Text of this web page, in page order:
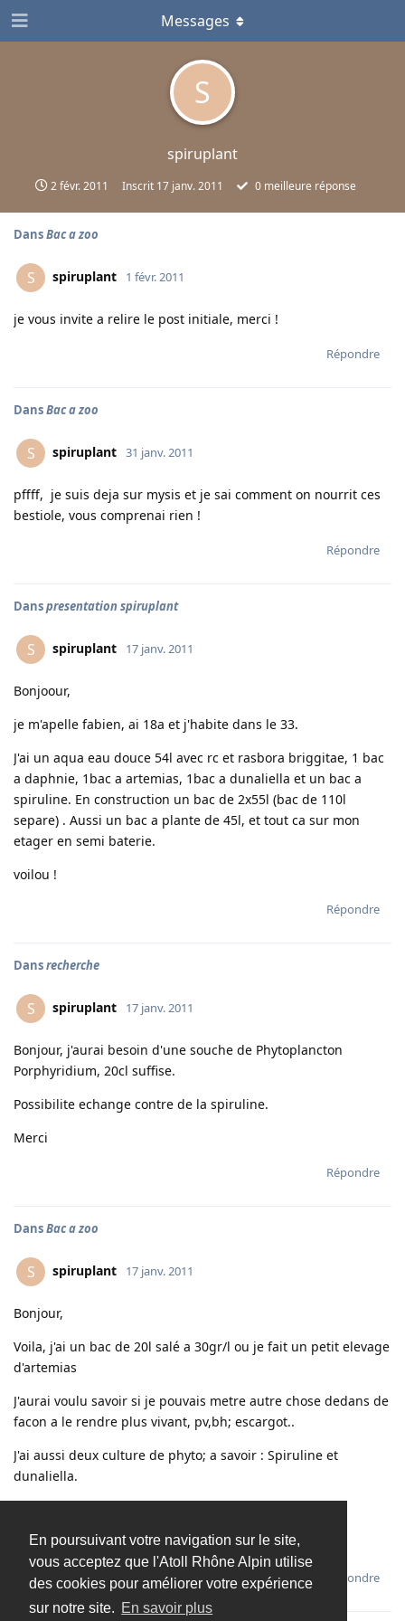
En poursuivant votre navigation sur le site,
vous acceptez que l'Atoll Rhône Alpin utilise
des cookies pour améliorer votre expérience
sur notre site. En savoir plus
S
spiruplant
2 févr. 2011 Inscrit 17 janv. 2011 0 meilleure réponse
Messages
DansBac a zoo
S spiruplant 1 févr. 2011
je vous invite a relire le post initiale, merci !
Répondre
DansBac a zoo
S spiruplant 31 janv. 2011
pffff, je suis deja sur mysis et je sai comment on nourrit ces
bestiole, vous comprenai rien !
Répondre
Danspresentation spiruplant
S spiruplant 17 janv. 2011
Bonjoour,
je m'apelle fabien, ai 18a et j'habite dans le 33.
J'ai un aqua eau douce 54l avec rc et rasbora briggitae, 1 bac
a daphnie, 1bac a artemias, 1bac a dunaliella et un bac a
spiruline. En construction un bac de 2x55l (bac de 110l
separe) . Aussi un bac a plante de 45l, et tout ca sur mon
etager en semi baterie.
voilou !
Répondre
Dansrecherche
S spiruplant 17 janv. 2011
Bonjour, j'aurai besoin d'une souche de Phytoplancton
Porphyridium, 20cl suffise.
Possibilite echange contre de la spiruline.
Merci
Répondre
DansBac a zoo
S spiruplant 17 janv. 2011
Bonjour,
Voila, j'ai un bac de 20l salé a 30gr/l ou je fait un petit elevage
d'artemias
J'aurai voulu savoir si je pouvais metre autre chose dedans de
facon a le rendre plus vivant, pv,bh; escargot..
J'ai aussi deux culture de phyto; a savoir : Spiruline et
dunaliella.
Merci !:!
Répondre